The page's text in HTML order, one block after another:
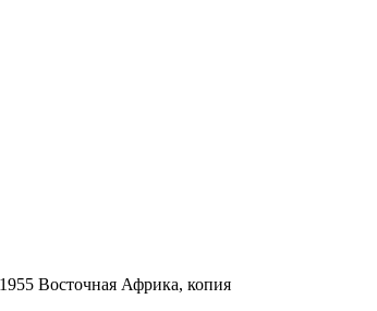
Восточная Африка, копия